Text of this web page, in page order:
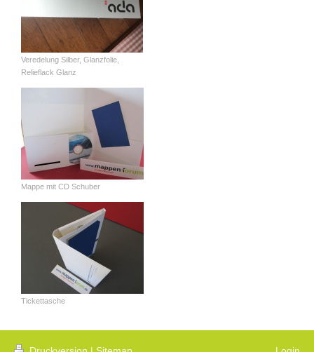
Veredelung Silber, Glanzfolie,
Relieflack Glanz
Mappe mit CD Schuber
Tickettasche